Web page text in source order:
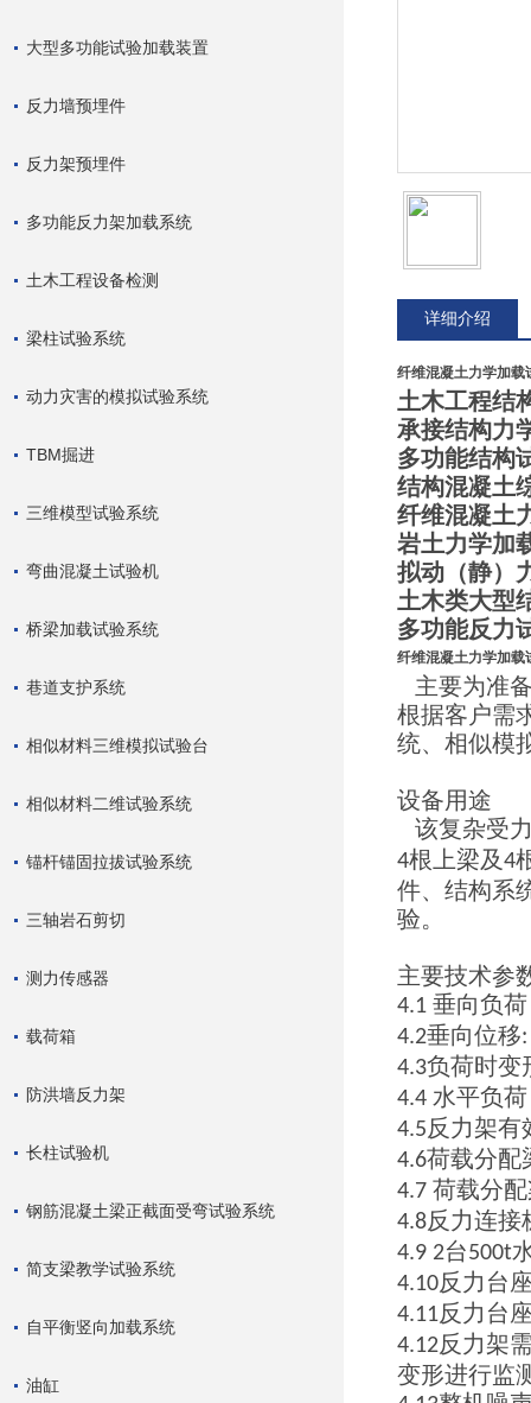
大型多功能试验加载装置
反力墙预埋件
反力架预埋件
多功能反力架加载系统
土木工程设备检测
梁柱试验系统
动力灾害的模拟试验系统
TBM掘进
三维模型试验系统
弯曲混凝土试验机
桥梁加载试验系统
巷道支护系统
相似材料三维模拟试验台
相似材料二维试验系统
锚杆锚固拉拔试验系统
三轴岩石剪切
测力传感器
载荷箱
防洪墙反力架
长柱试验机
钢筋混凝土梁正截面受弯试验系统
简支梁教学试验系统
自平衡竖向加载系统
油缸
详细介绍
纤维混凝土力学加载
土木工程结
承接结构力
多功能结构
结构混凝土
纤维混凝土
岩土力学加
拟动（静）
土木类大型
多功能反力
纤维混凝土力学加载
主要为准
根据客户需
统、相似模
设备用途
该复杂受
4根上梁及 4
件、结构系
验。
主要技术参
4.1 垂向负
4.2垂向位移
4.3负荷时变
4.4 水平负
4.5 反力架有
4.6荷载分配
4.7 荷载分
4.8反力连接
4.9 2台500t
4.10反力台
4.11反力台
4.12反力架
变形进行监